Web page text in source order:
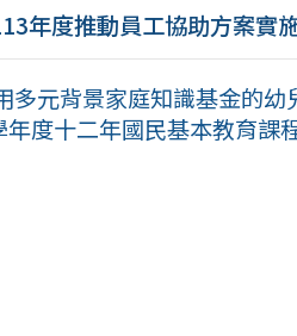
年度推動員工協助方案實
多元背景家庭知識基金的
年度十二年國民基本教育課